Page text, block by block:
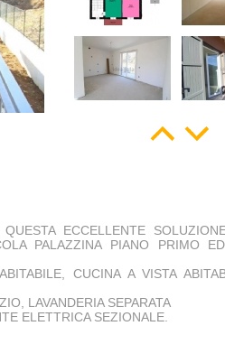
ECCELLENTE
PALAZZINA PIANO PRIMO
CUCINA A VISTA
LAVANDERIA SEPARATA
ELETTRICA SEZIONALE.